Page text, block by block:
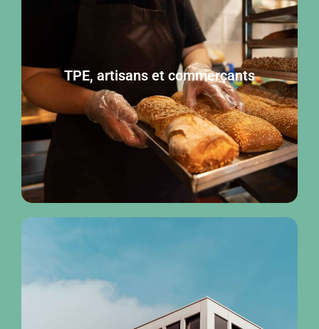
TPE, artisans et commerçants
TPE, artisans et commerçants
Cliquer ici
PME et ETI